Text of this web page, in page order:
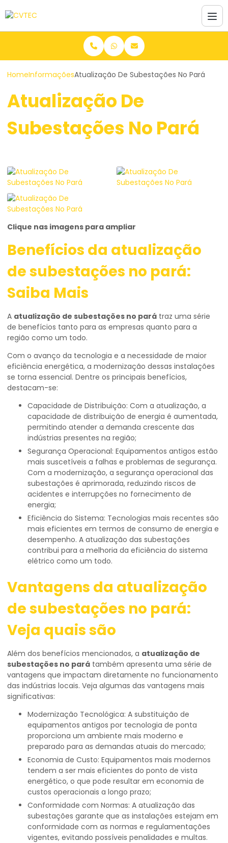
HomeInformaçõesAtualização De Subestações No Pará
Atualização De
Subestações No Pará
Clique nas imagens para ampliar
Benefícios da atualização
de subestações no pará:
Saiba Mais
A atualização de subestações no pará traz uma série
de benefícios tanto para as empresas quanto para a
região como um todo.
Com o avanço da tecnologia e a necessidade de maior
eficiência energética, a modernização dessas instalações
se torna essencial. Dentre os principais benefícios,
destacam-se:
Capacidade de Distribuição: Com a atualização, a
capacidade de distribuição de energia é aumentada,
permitindo atender a demanda crescente das
indústrias presentes na região;
Segurança Operacional: Equipamentos antigos estão
mais suscetíveis a falhas e problemas de segurança.
Com a modernização, a segurança operacional das
subestações é aprimorada, reduzindo riscos de
acidentes e interrupções no fornecimento de
energia;
Eficiência do Sistema: Tecnologias mais recentes são
mais eficientes em termos de consumo de energia e
desempenho. A atualização das subestações
contribui para a melhoria da eficiência do sistema
elétrico como um todo.
Vantagens da atualização
de subestações no pará:
Veja quais são
Além dos benefícios mencionados, a atualização de
subestações no pará também apresenta uma série de
vantagens que impactam diretamente no funcionamento
das indústrias locais. Veja algumas das vantagens mais
significativas:
Modernização Tecnológica: A substituição de
equipamentos antigos por tecnologia de ponta
proporciona um ambiente mais moderno e
preparado para as demandas atuais do mercado;
Economia de Custo: Equipamentos mais modernos
tendem a ser mais eficientes do ponto de vista
energético, o que pode resultar em economia de
custos operacionais a longo prazo;
Conformidade com Normas: A atualização das
subestações garante que as instalações estejam em
conformidade com as normas e regulamentações
vigentes, evitando possíveis penalidades e multas.